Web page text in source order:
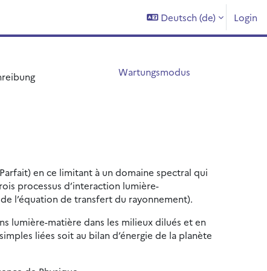
Deutsch ‎(de)‎ Login
Wartungsmodus
en ce limitant à un domaine spectral qui
processus d’interaction lumière-
l’équation de transfert du rayonnement).
lumière-matière dans les milieux dilués et en
liées soit au bilan d’énergie de la planète